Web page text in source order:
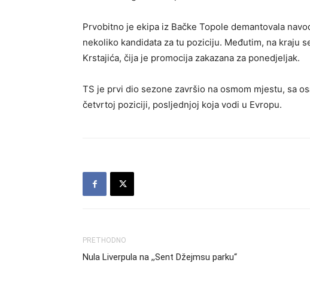
Prvobitno je ekipa iz Bačke Topole demantovala
nekoliko kandidata za tu poziciju. Međutim, na kraju
Krstajića, čija je promocija zakazana za ponedjeljak.
TS je prvi dio sezone završio na osmom mjestu, sa
četvrtoj poziciji, posljednjoj koja vodi u Evropu.
PRETHODNO
Nula Liverpula na ,,Sent Džejmsu parku“